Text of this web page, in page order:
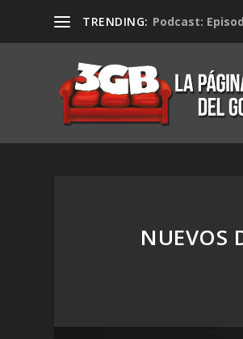
TRENDING: Podcast:
NUEVOS